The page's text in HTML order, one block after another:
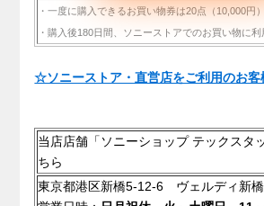
・一度に購入できるお買い物券は20点（10,000円
・購入後180日間、ソニーストアでのお買い物に利
☆ソニーストア・直営店をご利用のお客
当店店舗「ソニーショップ テックスタ
ちら
東京都港区新橋5-12-6 ヴェルディ新